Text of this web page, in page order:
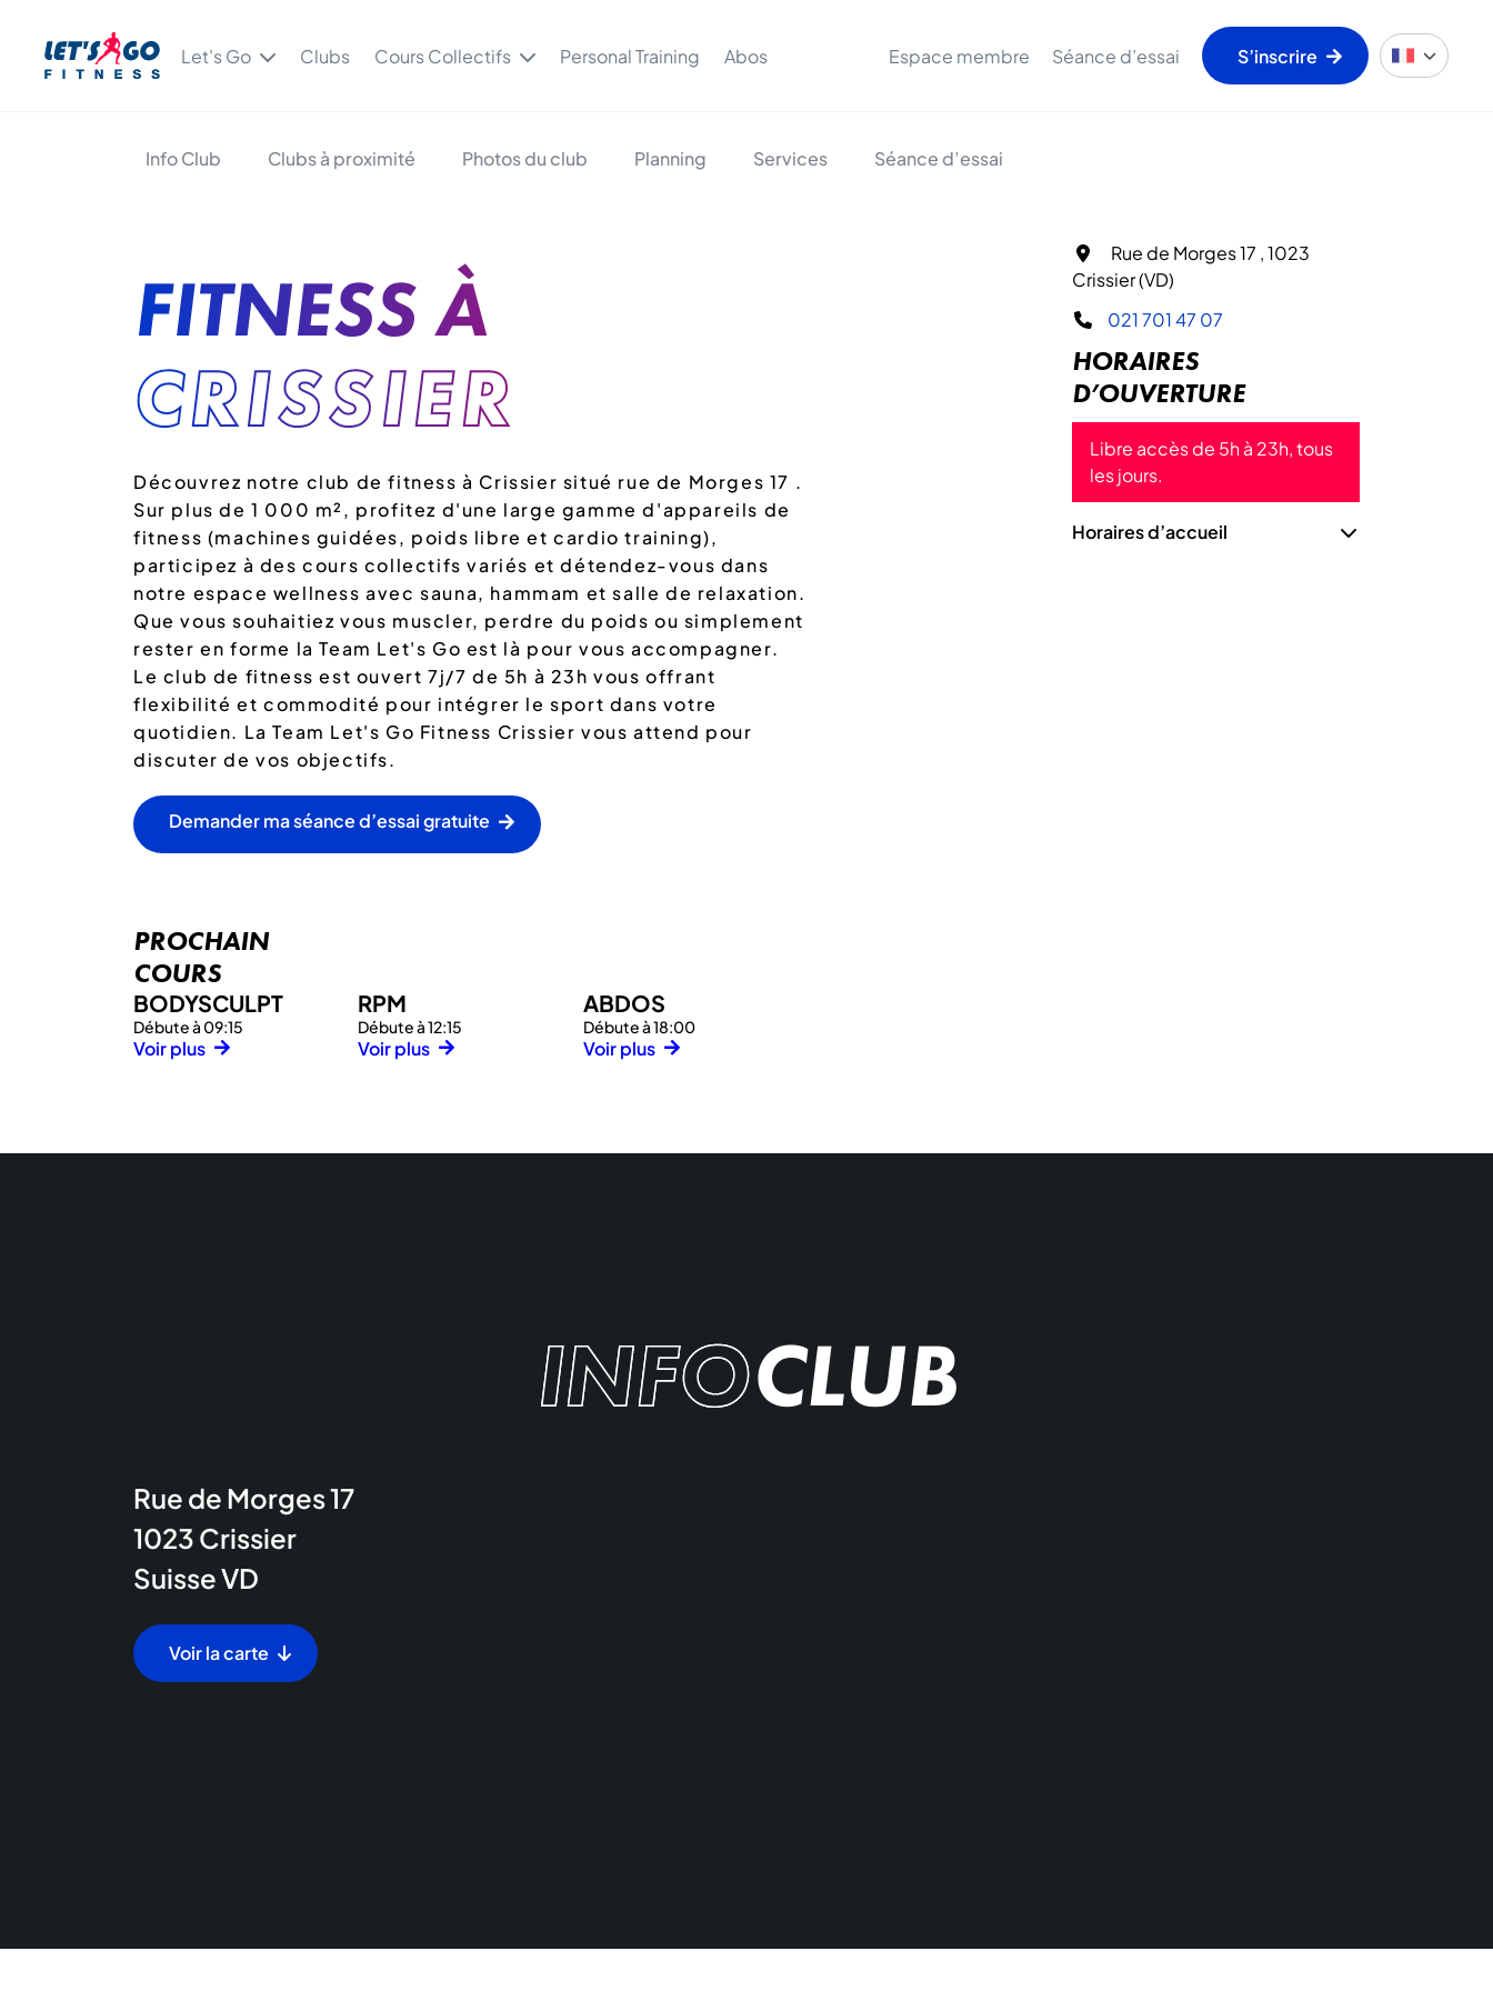
Let's Go Clubs Cours Collectifs Personal Training Abos Espace membre Séance d’essai S’inscrire
Info Club Clubs à proximité Photos du club Planning Services Séance d’essai
FITNESS À
CRISSIER
Découvrez notre club de fitness à Crissier situé rue de Morges 17 .
Sur plus de 1 000 m², profitez d'une large gamme d'appareils de
fitness (machines guidées, poids libre et cardio training),
participez à des cours collectifs variés et détendez-vous dans
notre espace wellness avec sauna, hammam et salle de relaxation.
Que vous souhaitiez vous muscler, perdre du poids ou simplement
rester en forme la Team Let's Go est là pour vous accompagner.
Le club de fitness est ouvert 7j/7 de 5h à 23h vous offrant
flexibilité et commodité pour intégrer le sport dans votre
quotidien. La Team Let's Go Fitness Crissier vous attend pour
discuter de vos objectifs.
Demander ma séance d’essai gratuite
PROCHAIN
COURS
BODYSCULPT
Débute à 09:15
Voir plus
RPM
Débute à 12:15
Voir plus
ABDOS
Débute à 18:00
Voir plus
Rue de Morges 17 , 1023
Crissier (VD)
021 701 47 07
HORAIRES
D’OUVERTURE
Libre accès de 5h à 23h, tous
les jours.
Horaires d’accueil
INFOCLUB
Rue de Morges 17
1023 Crissier
SuisseVD
Voir la carte